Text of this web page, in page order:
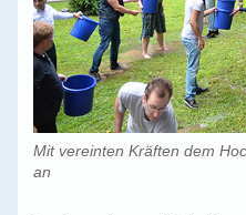
Mit vereinten Kräften dem
an